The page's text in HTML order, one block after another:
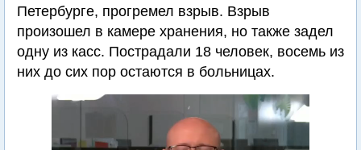
Петербурге, прогремел взрыв. Взрыв
произошел в камере хранения, но также задел
одну из касс. Пострадали 18 человек, восемь из
них до сих пор остаются в больницах.